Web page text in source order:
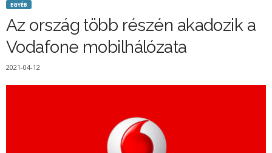
EGYÉB
Az ország több részén akadozik a
Vodafone mobilhálózata
2021-04-12